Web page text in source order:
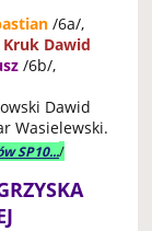
/6a/,
Kruk Dawid
/6b/,
Dawid
Wasielewski.
SP10.../